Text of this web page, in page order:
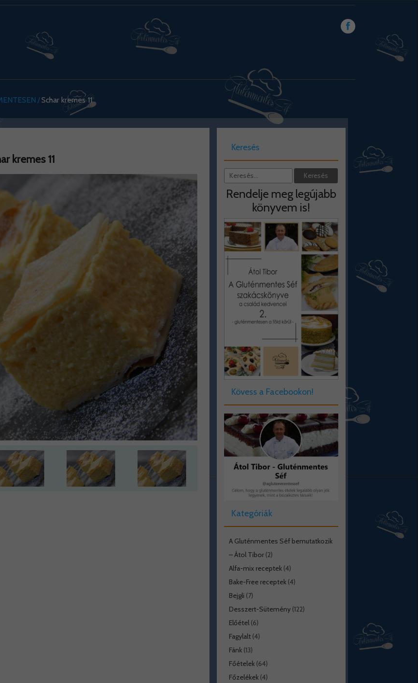
Schar kremes 11
kremes 11
Keresés
Rendelje meg legújabb
könyvem is!
Kövess a Facebookon!
Kategóriák
A Gluténmentes Séf bemutatkozik
– Átol Tibor(2)
Alfa-mix receptek(4)
Bake-Free receptek(4)
Bejgli (7)
Desszert-Sütemény(122)
Előétel(6)
Fagylalt(4)
Fánk(13)
Főételek(64)
Főzelékek(4)